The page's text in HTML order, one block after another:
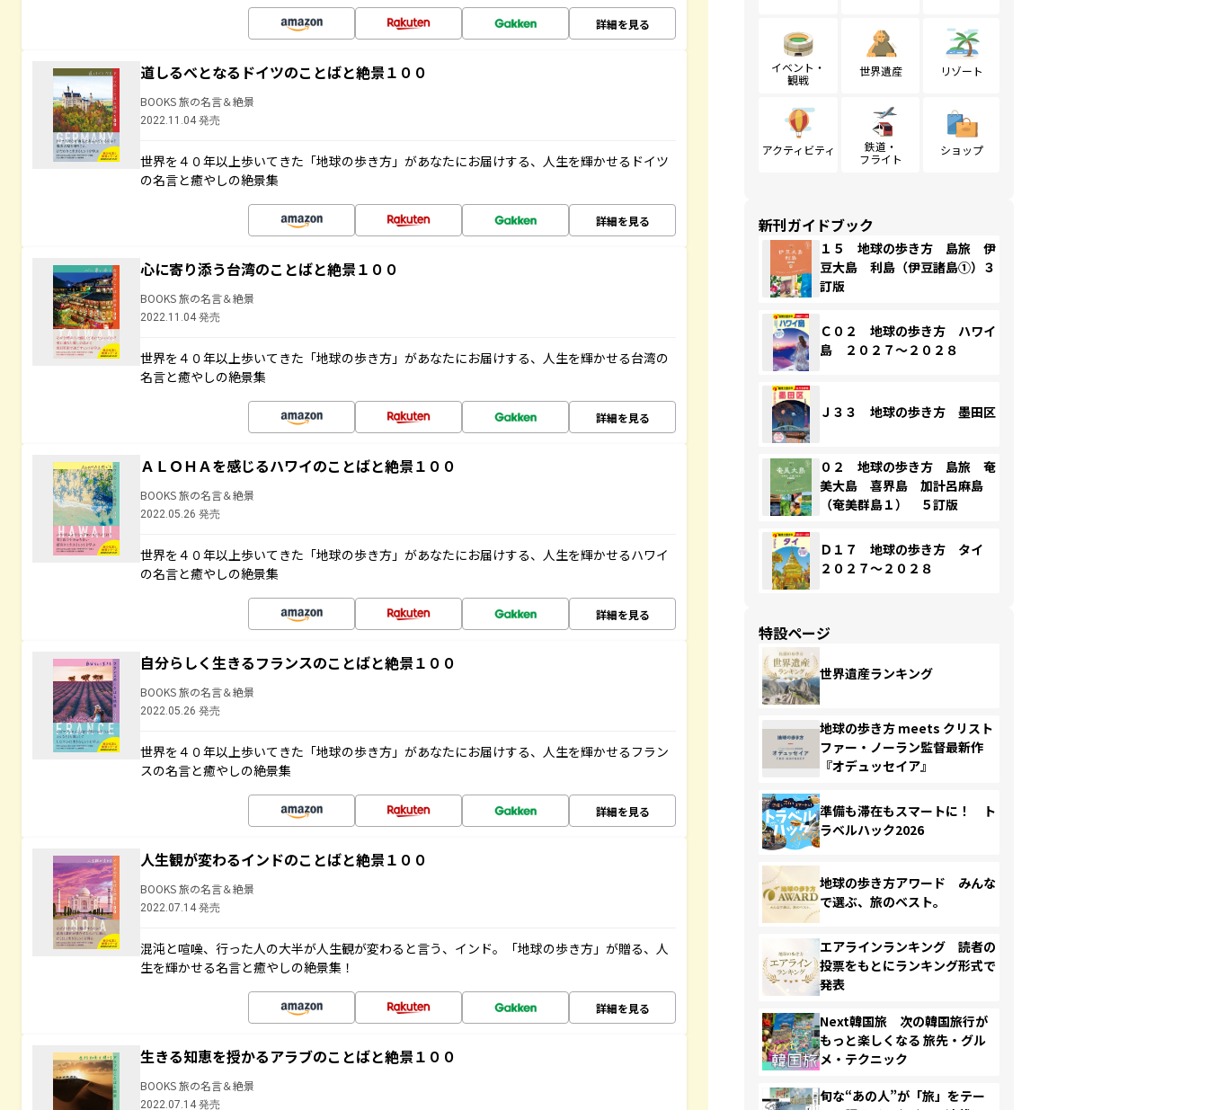
詳細を見る
道しるべとなるドイツのことばと絶景１００
BOOKS 旅の名言＆絶景
2022.11.04 発売
世界を４０年以上歩いてきた「地球の歩き方」があなたにお届けする、人生を輝かせるドイツ
の名言と癒やしの絶景集
詳細を見る
心に寄り添う台湾のことばと絶景１００
BOOKS 旅の名言＆絶景
2022.11.04 発売
世界を４０年以上歩いてきた「地球の歩き方」があなたにお届けする、人生を輝かせる台湾の
名言と癒やしの絶景集
詳細を見る
ＡＬＯＨＡを感じるハワイのことばと絶景１００
BOOKS 旅の名言＆絶景
2022.05.26 発売
世界を４０年以上歩いてきた「地球の歩き方」があなたにお届けする、人生を輝かせるハワイ
の名言と癒やしの絶景集
詳細を見る
自分らしく生きるフランスのことばと絶景１００
BOOKS 旅の名言＆絶景
2022.05.26 発売
世界を４０年以上歩いてきた「地球の歩き方」があなたにお届けする、人生を輝かせるフラン
スの名言と癒やしの絶景集
詳細を見る
人生観が変わるインドのことばと絶景１００
BOOKS 旅の名言＆絶景
2022.07.14 発売
混沌と喧噪、行った人の大半が人生観が変わると言う、インド。「地球の歩き方」が贈る、人
生を輝かせる名言と癒やしの絶景集！
詳細を見る
生きる知恵を授かるアラブのことばと絶景１００
BOOKS 旅の名言＆絶景
2022.07.14 発売
イベント・
観戦
世界遺産 リゾート
アクティビティ
鉄道・
フライト
ショップ
新刊ガイドブック
１５ 地球の歩き方 島旅 伊
豆大島 利島（伊豆諸島①）３
訂版
Ｃ０２ 地球の歩き方 ハワイ
島 ２０２７～２０２８
Ｊ３３ 地球の歩き方 墨田区
０２ 地球の歩き方 島旅 奄
美大島 喜界島 加計呂麻島
（奄美群島１） ５訂版
Ｄ１７ 地球の歩き方 タイ
２０２７～２０２８
特設ページ
世界遺産ランキング
地球の歩き方 meets クリスト
ファー・ノーラン監督最新作
『オデュッセイア』
準備も滞在もスマートに！ ト
ラベルハック2026
地球の歩き方アワード みんな
で選ぶ、旅のベスト。
エアラインランキング 読者の
投票をもとにランキング形式で
発表
Next韓国旅 次の韓国旅行が
もっと楽しくなる 旅先・グル
メ・テクニック
旬な“あの人”が「旅」をテー